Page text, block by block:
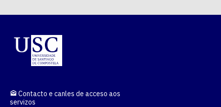
Contacto e canles de acceso aos
servizos